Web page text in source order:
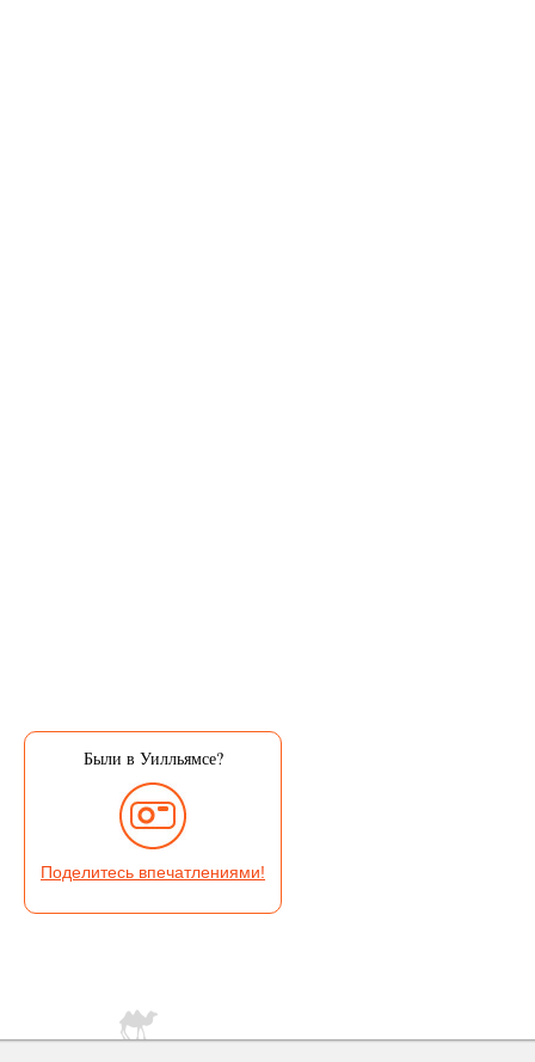
Были в Уилльямсе?
Поделитесь впечатлениями!